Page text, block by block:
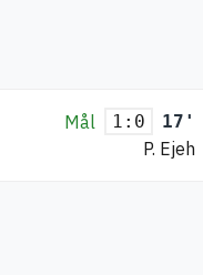
Mål 1:0 17'
P. Ejeh